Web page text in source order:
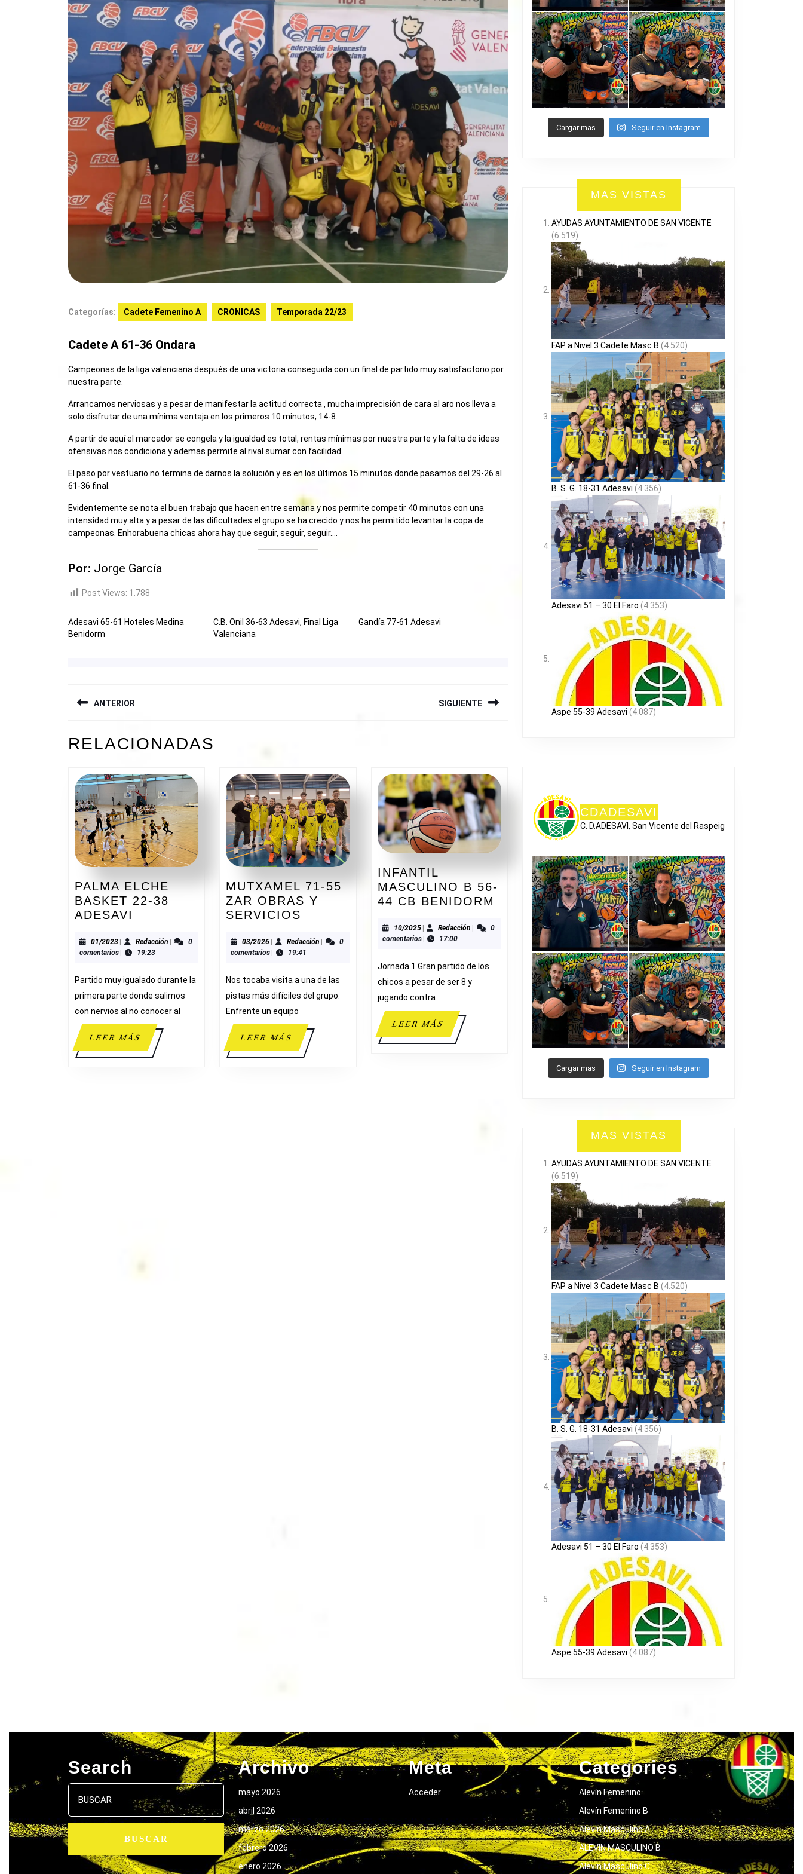
Categorías: Cadete Femenino A CRONICAS Temporada 22/23
Cadete A 61-36 Ondara
Campeonas de la liga valenciana después de una victoria conseguida con un final de partido muy satisfactorio por
nuestra parte.
Arrancamos nerviosas y a pesar de manifestar la actitud correcta , mucha imprecisión de cara al aro nos lleva a
solo disfrutar de una mínima ventaja en los primeros 10 minutos, 14-8.
A partir de aquí el marcador se congela y la igualdad es total, rentas mínimas por nuestra parte y la falta de ideas
ofensivas nos condiciona y ademas permite al rival sumar con facilidad.
El paso por vestuario no termina de darnos la solución y es en los últimos 15 minutos donde pasamos del 29-26 al
61-36 final.
Evidentemente se nota el buen trabajo que hacen entre semana y nos permite competir 40 minutos con una
intensidad muy alta y a pesar de las dificultades el grupo se ha crecido y nos ha permitido levantar la copa de
campeonas. Enhorabuena chicas ahora hay que seguir, seguir, seguir….
Por: Jorge García
Post Views: 1.788
Adesavi 65-61 Hoteles Medina
Benidorm
C.B. Onil 36-63 Adesavi, Final Liga
Valenciana
Gandía 77-61 Adesavi
DE
ENTRADAS
ANTERIOR
anterior:
SIGUIENTE
RELACIONADAS
PALMA ELCHE
BASKET 22-38
ADESAVI
BASKET
22-
ADESAVI
01/202301/2023
| RedacciónRedacción
|
0
comentarios | 19:23
Partido muy igualado durante la
primera parte donde salimos
con nervios al no conocer al
LEER MÁSLEER
MÁS
MUTXAMEL 71-55
ZAR OBRAS Y
SERVICIOS
55
ZAR
Y
SERVICIOS
03/202603/2026
| Redacción Redacción
|
0
comentarios | 19:41
Nos tocaba visita a una de las
pistas más difíciles del grupo.
Enfrente un equipo
LEER MÁSLEER
MÁS
INFANTIL
MASCULINO B 56-
44 CB BENIDORM
INFANTIL
MASCULINO
B
BENIDORM
10/202510/2025
| Redacción Redacción
|
0
comentarios | 17:00
Jornada 1 Gran partido de los
chicos a pesar de ser 8 y
jugando contra
LEER MÁSLEER
MÁS
Cargar mas Seguir en Instagram
MAS VISTAS
AYUDAS AYUNTAMIENTO DE SAN VICENTE
(6.519)
FAP a Nivel 3 Cadete Masc B (4.520)
B. S. G. 18-31 Adesavi (4.356)
Adesavi 51 – 30 El Faro (4.353)
Aspe 55-39 Adesavi (4.087)
CDADESAVI
C. D.ADESAVI, San Vicente del Raspeig
Cargar mas Seguir en Instagram
MAS VISTAS
AYUDAS AYUNTAMIENTO DE SAN VICENTE
(6.519)
FAP a Nivel 3 Cadete Masc B (4.520)
B. S. G. 18-31 Adesavi (4.356)
Adesavi 51 – 30 El Faro (4.353)
Aspe 55-39 Adesavi (4.087)
Search
Buscar:
Archivo
mayo 2026
abril 2026
marzo 2026
febrero 2026
enero 2026
Meta
Acceder
Categories
Alevín Femenino
Alevín Femenino B
Alevín Masculino A
ALEVIN MASCULINO B
Alevín Masculino C